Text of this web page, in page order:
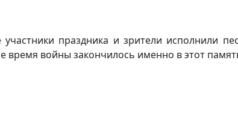
праздника и зрители исполнили
время войны закончилось именно в этот